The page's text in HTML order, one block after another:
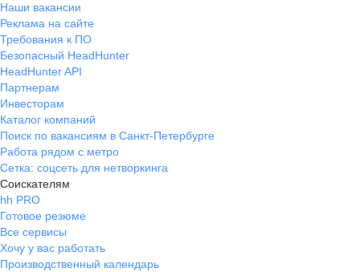
Наши вакансии
Реклама на сайте
Требования к ПО
Безопасный HeadHunter
HeadHunter API
Партнерам
Инвесторам
Каталог компаний
Поиск по вакансиям в Санкт-Петербурге
Работа рядом с метро
Сетка: соцсеть для нетворкинга
Соискателям
hh PRO
Готовое резюме
Все сервисы
Хочу у вас работать
Производственный календарь